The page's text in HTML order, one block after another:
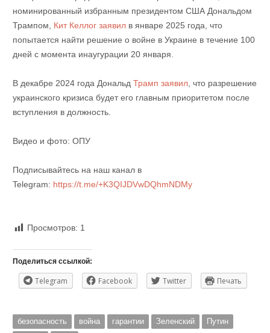
номинированный избранным президентом США Дональдом
Трампом, Кит Келлог заявилв январе 2025 года, что
попытается найти решение о войне в Украине в течение 100
дней с момента инаугурации 20 января.
В декабре 2024 года Дональд Трамп заявил, что разрешение
украинского кризиса будет его главным приоритетом после
вступления в должность.
Видео и фото: ОПУ
Подписывайтесь на наш канал в
Telegram: https://t.me/+K3QIJDVwDQhmNDMy
Просмотров: 1
Поделиться ссылкой:
Telegram Facebook Twitter Печать
безопасность война гарантии Зеленский
Путин